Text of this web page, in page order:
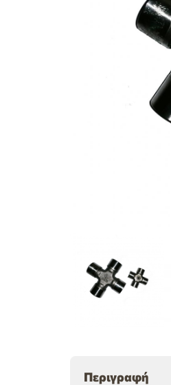
Περιγραφή